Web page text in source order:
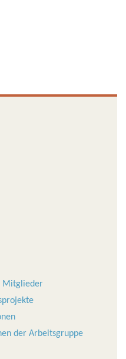
Mitglieder
der Arbeitsgruppe